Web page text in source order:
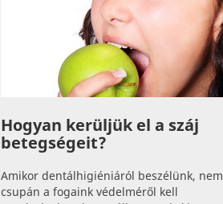
Hogyan kerüljük el a száj
betegségeit?
Amikor dentálhigiéniáról beszélünk, nem
csupán a fogaink védelméről kell